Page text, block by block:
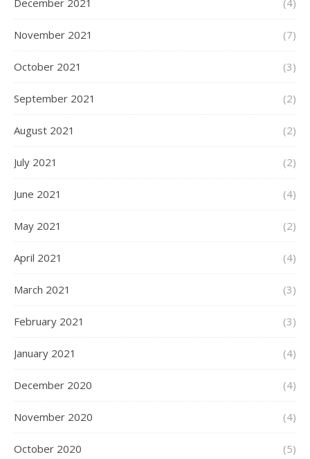
December 2021 (4)
November 2021 (7)
October 2021 (3)
September 2021 (2)
August 2021 (2)
July 2021 (2)
June 2021 (4)
May 2021 (2)
April 2021 (4)
March 2021 (3)
February 2021 (3)
January 2021 (4)
December 2020 (4)
November 2020 (4)
October 2020 (5)